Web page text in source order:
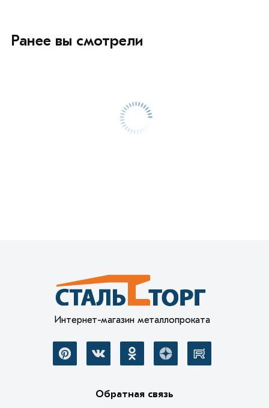
Ранее вы смотрели
Интернет-магазин металлопроката
Обратная связь